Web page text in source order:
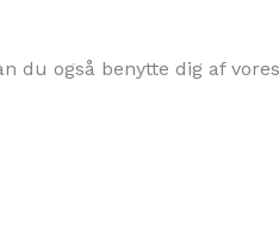
du også benytte dig af